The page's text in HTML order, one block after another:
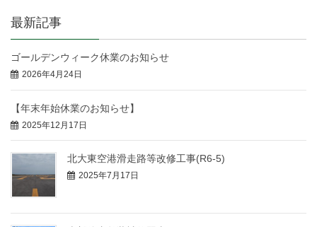
最新記事
ゴールデンウィーク休業のお知らせ
2026年4月24日
【年末年始休業のお知らせ】
2025年12月17日
北大東空港滑走路等改修工事(R6-5)
2025年7月17日